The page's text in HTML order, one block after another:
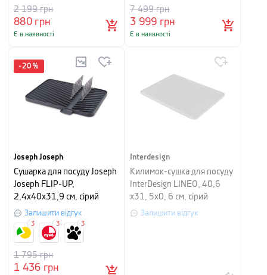
880грн
2 199грн
Є в наявності
3 999 грн
7 499грн
Є в наявності
-20 %
Joseph Joseph
Сушарка для посуду Joseph
Joseph FLIP-UP,
2,4x40x31,9 см, сірий
Залишити відгук
1 436 грн
1 795грн
3 3 3
Interdesign
Килимок-сушка для посуду
InterDesign LINEO, 40,6
х31, 5х0, 6 см, сірий
Залишити відгук